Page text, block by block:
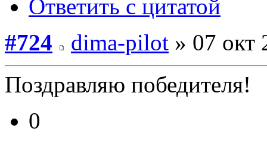
Ответить с цитатой
#724
dima-pilot » 07 окт
Поздравляю победителя!
0